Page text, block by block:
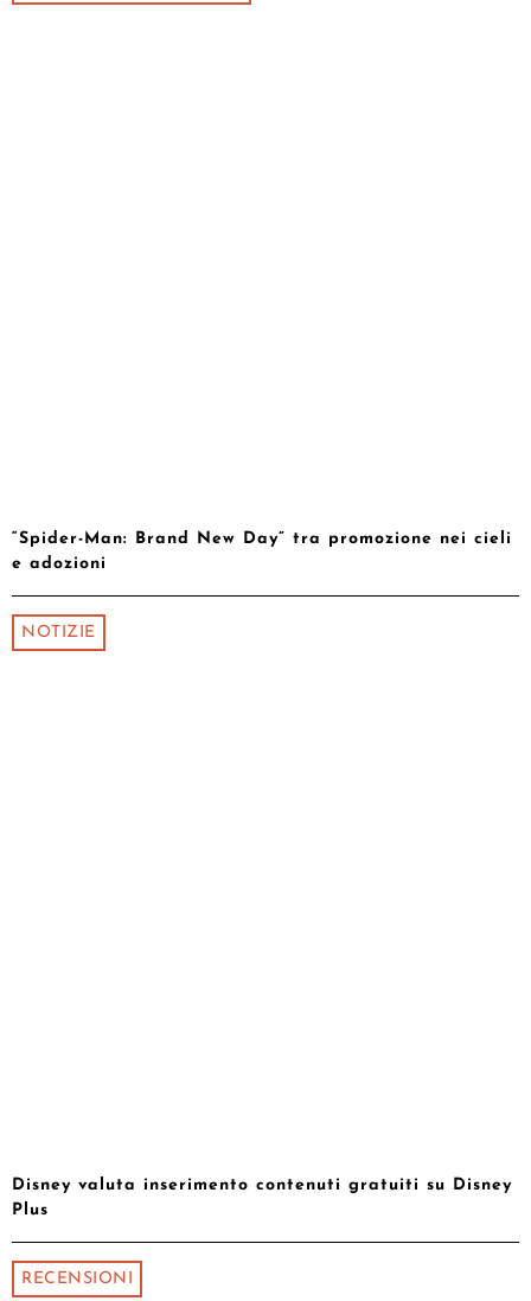
“Spider-Man: Brand New Day” tra promozione nei cieli
e adozioni
NOTIZIE
Disney valuta inserimento contenuti gratuiti su Disney
Plus
RECENSIONI